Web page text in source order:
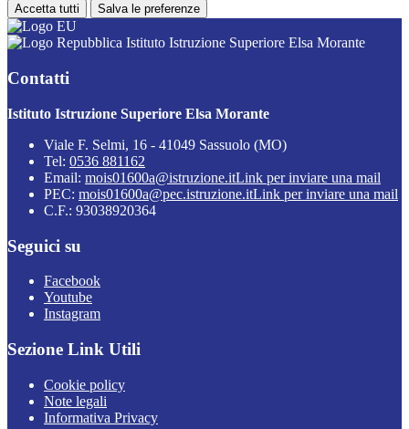
Accetta tutti Salva le preferenze
Istituto Istruzione Superiore Elsa Morante
Contatti
Istituto Istruzione Superiore Elsa Morante
Viale F. Selmi, 16 - 41049 Sassuolo (MO)
Tel: 0536 881162
Email: mois01600a@istruzione.itLink per inviare una mail
PEC: mois01600a@pec.istruzione.itLink per inviare una mail
C.F.: 93038920364
Seguici su
Facebook
Youtube
Instagram
Sezione Link Utili
Cookie policy
Note legali
Informativa Privacy